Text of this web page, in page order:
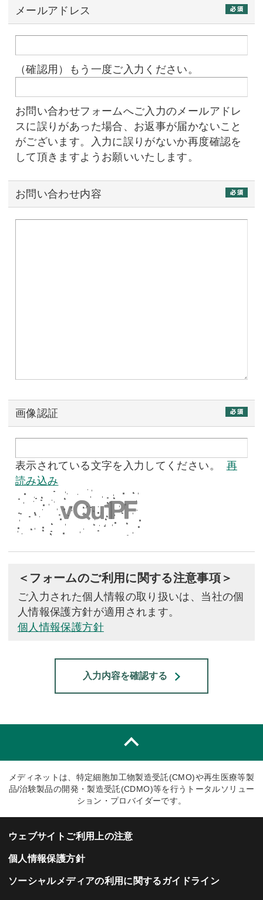
メールアドレス
（確認用）もう一度ご入力ください。
お問い合わせフォームへご入力のメールアドレ
スに誤りがあった場合、お返事が届かないこと
がございます。
入力に誤りがないか再度確認を
して頂きますようお願いいたします。
お問い合わせ内容
画像認証
表示されている文字を入力してください。 再
読み込み
＜フォームのご利用に関する注意事項＞
ご入力された個人情報の取り扱いは、当社の個
人情報保護方針が適用されます。
個人情報保護方針
入力内容を確認する
メディネットは、特定細胞加工物製造受託(CMO)や再生医療等製
品/治験製品の開発・製造受託(CDMO)等を行うトータルソリュー
ション・プロバイダーです。
ウェブサイトご利用上の注意
個人情報保護方針
ソーシャルメディアの利用に関するガイドライン